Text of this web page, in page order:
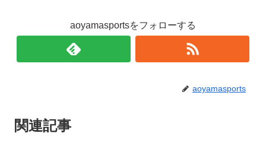
aoyamasportsをフォローする
aoyamasports
関連記事